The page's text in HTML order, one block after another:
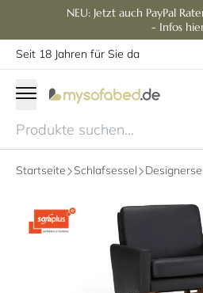
NEU: Jetzt auch PayPal
- Infos
Seit 18 Jahren für Sie da
Startseite Schlafsessel